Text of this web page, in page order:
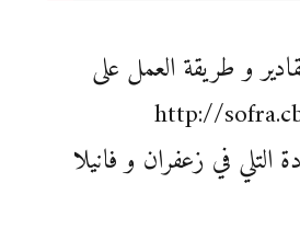
و طريقة العمل على
التلي في زعفران و فانيلا